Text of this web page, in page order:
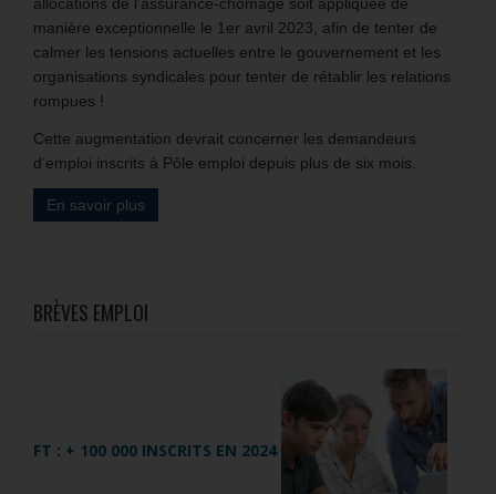
manière exceptionnelle le 1er avril 2023, afin de tenter de
calmer les tensions actuelles entre le gouvernement et les
organisations syndicales pour tenter de rétablir les relations
rompues !
Cette augmentation devrait concerner les demandeurs
d’emploi inscrits à Pôle emploi depuis plus de six mois.
En savoir plus
BRÈVES EMPLOI
FT : + 100 000 INSCRITS EN 2024